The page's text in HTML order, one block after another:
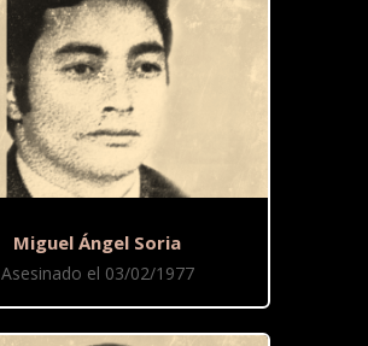
Miguel Ángel Soria
Asesinado el 03/02/1977